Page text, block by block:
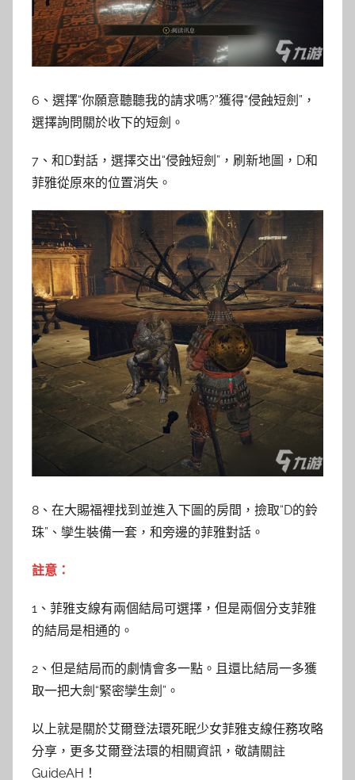
6、選擇“你願意聽聽我的請求嗎?”獲得“侵蝕短劍”，
選擇詢問關於收下的短劍。
7、和D對話，選擇交出“侵蝕短劍”，刷新地圖，D和
菲雅從原來的位置消失。
8、在大賜福裡找到並進入下圖的房間，撿取“D的鈴
珠”、孿生裝備一套，和旁邊的菲雅對話。
註意：
1、菲雅支線有兩個結局可選擇，但是兩個分支菲雅
的結局是相通的。
2、但是結局而的劇情會多一點。且還比結局一多獲
取一把大劍“緊密孿生劍”。
以上就是關於艾爾登法環死眠少女菲雅支線任務攻略
分享，更多艾爾登法環的相關資訊，敬請關註
GuideAH！